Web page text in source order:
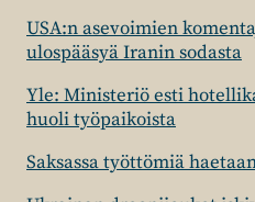
USA:n asevoimien
ulospääsyä Iranin sodasta
Yle: Ministeriö esti
huoli työpaikoista
Saksassa työttömiä